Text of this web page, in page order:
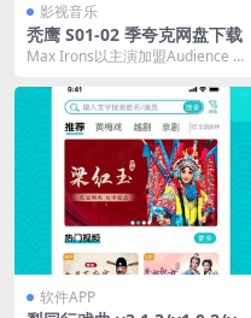
影视音乐
秃鹰 S01-02 ​​​季夸克网盘下载
Max Irons以主演加盟Audience Ne
软件APP